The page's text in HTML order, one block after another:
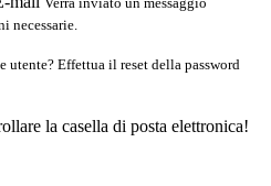
necessarie.
utente? Effettua il reset della password
la casella di posta elettronica!